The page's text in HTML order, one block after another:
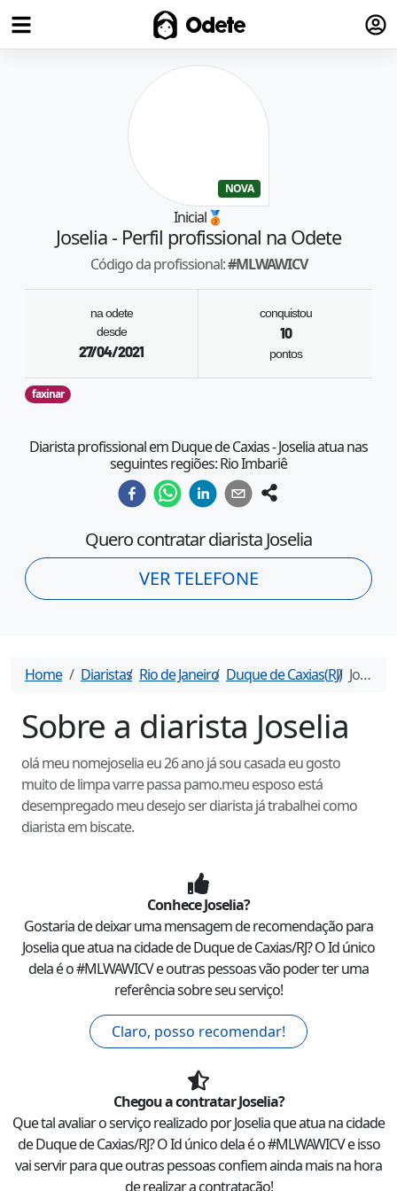
Odete
NOVA
Inicial🥉
Joselia- Perfil profissional na Odete
Código da profissional:#MLWAWICV
na odete
desde
27/04/2021
conquistou
10
pontos
faxinar
Diarista profissional em Duque de Caxias - Joselia atua nas
seguintes regiões: Rio Imbariê
Quero contratar diaristaJoselia
VER TELEFONE
Home Diaristas Rio de Janeiro Duque de Caxias(RJ) Joselia
Sobre a diarista Joselia
olá meu nomejoselia eu 26 ano já sou casada eu gosto
muito de limpa varre passa pamo.meu esposo está
desempregado meu desejo ser diarista já trabalhei como
diarista em biscate.
ConheceJoselia?
Gostaria de deixar uma mensagem de recomendação para
Joseliaque atua na cidade deDuque de Caxias/RJ? O Id único
dela é o #MLWAWICVe outras pessoas vão poder ter uma
referência sobre seu serviço!
Claro, posso recomendar!
Chegou a contratarJoselia?
Que tal avaliar o serviço realizado porJoseliaque atua na cidade
deDuque de Caxias/RJ? O Id único dela é o #MLWAWICVe isso
vai servir para que outras pessoas confiem ainda mais na hora
de realizar a contratação!